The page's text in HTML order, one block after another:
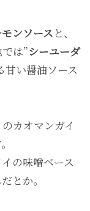
ンソース と、
は”シーユーダ
甘い醤油ソース
カオマンガイ
の味噌ベース
とか。